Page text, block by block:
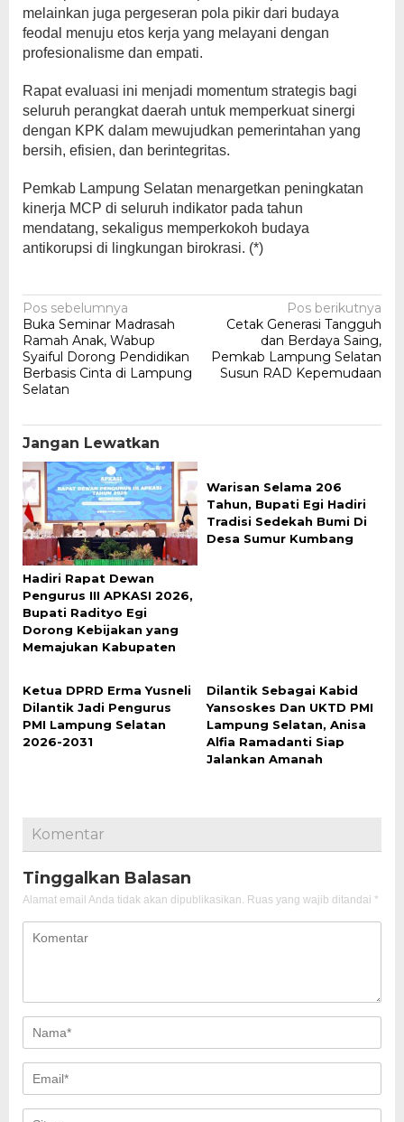
melainkan juga pergeseran pola pikir dari budaya
feodal menuju etos kerja yang melayani dengan
profesionalisme dan empati.
Rapat evaluasi ini menjadi momentum strategis bagi
seluruh perangkat daerah untuk memperkuat sinergi
dengan KPK dalam mewujudkan pemerintahan yang
bersih, efisien, dan berintegritas.
Pemkab Lampung Selatan menargetkan peningkatan
kinerja MCP di seluruh indikator pada tahun
mendatang, sekaligus memperkokoh budaya
antikorupsi di lingkungan birokrasi. (*)
Navigasi
pos
Pos sebelumnya
Buka Seminar Madrasah
Ramah Anak, Wabup
Syaiful Dorong Pendidikan
Berbasis Cinta di Lampung
Selatan
Pos berikutnya
Cetak Generasi Tangguh
dan Berdaya Saing,
Pemkab Lampung Selatan
Susun RAD Kepemudaan
Jangan Lewatkan
Hadiri Rapat Dewan
Pengurus III APKASI 2026,
Bupati Radityo Egi
Dorong Kebijakan yang
Memajukan Kabupaten
Warisan Selama 206
Tahun, Bupati Egi Hadiri
Tradisi Sedekah Bumi Di
Desa Sumur Kumbang
Ketua DPRD Erma Yusneli
Dilantik Jadi Pengurus
PMI Lampung Selatan
2026-2031
Dilantik Sebagai Kabid
Yansoskes Dan UKTD PMI
Lampung Selatan, Anisa
Alfia Ramadanti Siap
Jalankan Amanah
Komentar
Tinggalkan Balasan
Alamat email Anda tidak akan dipublikasikan. Ruas yang wajib ditandai *